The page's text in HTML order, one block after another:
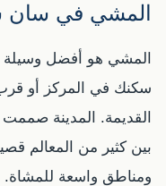
المشي في سان
المشي هو أفضل وسيلة
سكنك في المركز أو
القديمة. المدينة
بين كثير من المعالم
ومناطق واسعة للمشاة.